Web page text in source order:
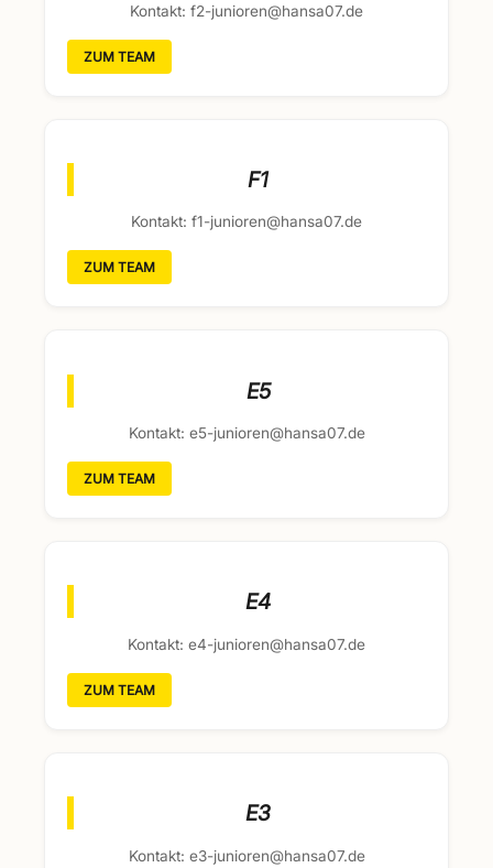
Kontakt: f2-junioren@hansa07.de
ZUM TEAM
F1
Kontakt: f1-junioren@hansa07.de
ZUM TEAM
E5
Kontakt: e5-junioren@hansa07.de
ZUM TEAM
E4
Kontakt: e4-junioren@hansa07.de
ZUM TEAM
E3
Kontakt: e3-junioren@hansa07.de